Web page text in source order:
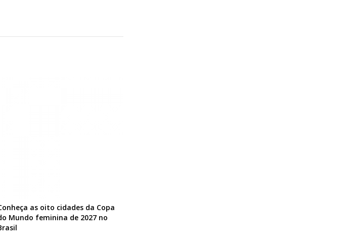
as oito cidades da Copa
Mundo feminina de 2027 no